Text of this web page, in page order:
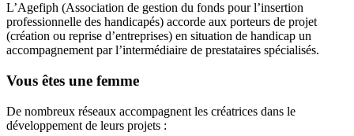
L’Agefiph (Association de gestion du fonds pour l’insertion
professionnelle des handicapés) accorde aux porteurs de projet
(création ou reprise d’entreprises) en situation de handicap un
accompagnement par l’intermédiaire de prestataires spécialisés.
Vous êtes une femme
De nombreux réseaux accompagnent les créatrices dans le
développement de leurs projets :